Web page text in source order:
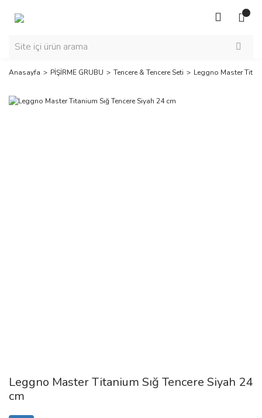
Anasayfa PİŞİRME GRUBU Tencere & Tencere Seti Leggno Master
Leggno Master Titanium Sığ Tencere Siyah 24
cm